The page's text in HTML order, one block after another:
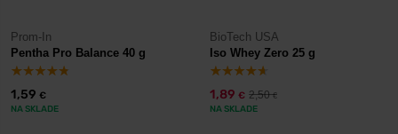
Prom-In
Pentha Pro Balance 40 g
1,59 €
NA SKLADE
BioTech USA
Iso Whey Zero 25 g
1,89 € 2,50€
NA SKLADE